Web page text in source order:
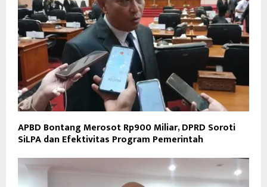
APBD Bontang Merosot Rp900 Miliar, DPRD Soroti
SiLPA dan Efektivitas Program Pemerintah